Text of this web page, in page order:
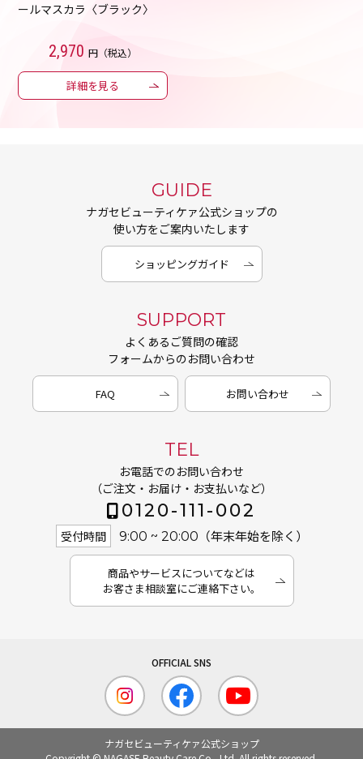
ールマスカラ〈ブラック〉
2,970 円（税込）
詳細を見る
GUIDE
ナガセビューティケァ公式ショップの
使い方をご案内いたします
ショッピングガイド
SUPPORT
よくあるご質問の確認
フォームからのお問い合わせ
FAQ お問い合わせ
TEL
お電話でのお問い合わせ
（ご注文・お届け・お支払いなど）
0120-111-002
受付時間 9:00 ~ 20:00 （年末年始を除く）
商品やサービスについてなどは
お客さま相談室にご連絡下さい。
ナガセビューティケァ公式ショップ